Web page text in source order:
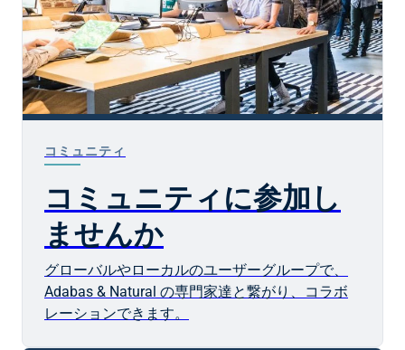
コミュニティ
コミュニティに参加し
ませんか
グローバルやローカルのユーザーグループで、
Adabas & Natural の専門家達と繋がり、コラボ
レーションできます。